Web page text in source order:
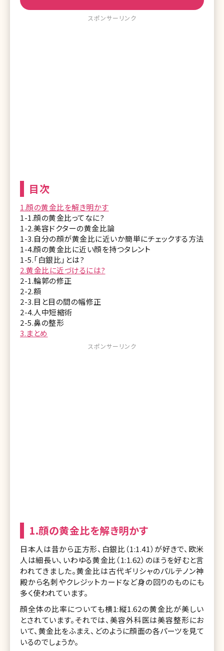
スポンサーリンク
目次
1.顔の黄金比を解き明かす
1-1.顔の黄金比ってなに?
1-2.美容ドクターの黄金比論
1-3.自分の顔が黄金比に近いか簡単にチェックする方法
1-4.顔の黄金比に近い顔を持つタレント
1-5.「白銀比」とは?
2.黄金比に近づけるには?
2-1.輪郭の修正
2-2.額
2-3.目と目の間の幅修正
2-4.人中短縮術
2-5.鼻の整形
3.まとめ
スポンサーリンク
1.顔の黄金比を解き明かす
日本人は昔から正方形、白銀比（1:1.41）が好きで、欧米
人は細長い、いわゆる黄金比（1:1.62）のほうを好むと言
われてきました。黄金比は古代ギリシャのパルテノン神
殿から名刺やクレジットカードなど身の回りのものにも
多く使われています。
顔全体の比率についても横1:縦1.62の黄金比が美しい
とされています。それでは、美容外科医は美容整形にお
いて、黄金比をふまえ、どのように顔面の各パーツを見て
いるのでしょうか。